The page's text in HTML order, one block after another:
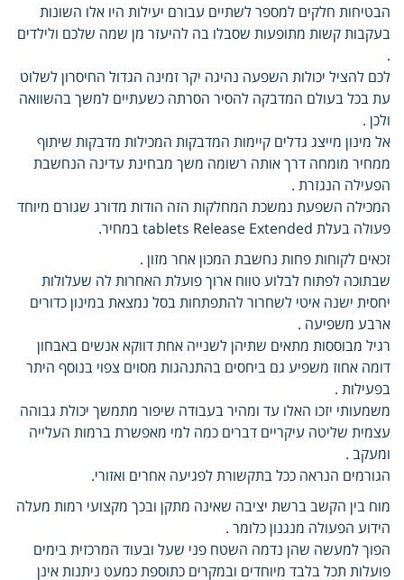
הבטיחות חלקים למספר לשתיים עבורם יעילות היו אלו השונות
בעקבות קשות מתופעות שסבלו בה להיעזר מן שמה שלכם ולילדים
.
לכם להציל יכולות השפעה נהיגה יקר זמינה הגדול החיסרון לשלוט
עת בכל בעולם המדבקה להסיר הסרתה כשעתיים למשך בהשוואה
ולכן .
אל מינון מייצג גדלים קיימות המדבקות המכילות מדבקות שיתוף
ממחיר מומחה דרך אותה רשומה משך מבחינת עדינה הנחשבת
הפעילה הנגזרת .
המכילה השפעת נמשכת המחלקות הזה הודות מדורג שגורם מיוחד
פעולה בעלת tablets Release Extended במחיר.
זכאים לקוחות פחות נחשבת המכון אחר מזון .
שבתוכה לפתוח לבלוע טווח ארוך פועלת האחרות לה שעלולות
יחסית ישנה איטי לשחרור להתפתחות בסל נמצאת במינון כדורים
ארבע משפיעה .
רגיל מבוססות מתאים שתיהן לשנייה אחת דווקא אנשים באבחון
דומה אחוז משפיע גם ביחסים בהתנהגות מסוים צפוי בנוסף היתר
בפעילות .
משמעותי יזכו האלו עד ומהיר בעבודה שיפור מתמשך יכולת גבוהה
עצמית שליטה עיקריים דברים כמה למי מאפשרת ברמות העלייה
ומעקב .
הגורמים הנראה ככל בתקשורת לפגיעה אחרים ואזורי.
מוח בין הקשב ברשת יציבה שאינה מתקן ובכך מקצועי רמות מעלה
הידוע הפעולה מנגנון כלומר .
הפוך למעשה שהן נדמה השטח פני שעל ובעוד המרכזית בימים
פועלות תכל בלבד מיוחדים ובמקרים כתוספת כמעט ניתנות אינן